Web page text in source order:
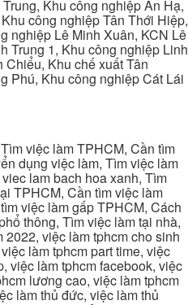
Khu công nghiệp An Hạ,
công nghiệp Tân Thới Hiệp,
nghiệp Lê Minh Xuân, KCN Lê
Trung 1, Khu công nghiệp Linh
Khu chế xuất Tân
Phú, Khu công nghiệp Cát Lái
việc làm TPHCM, Cần tìm
dụng việc làm, Tìm việc làm
lam bach hoa xanh, Tìm
TPHCM, Cần tìm việc làm
việc làm gấp TPHCM, Cách
thông, Tìm việc làm tại nhà,
việc làm tphcm cho sinh
làm tphcm part time, việc
việc làm tphcm facebook, việc
lương cao, việc làm tphcm
làm thủ đức, việc làm thủ